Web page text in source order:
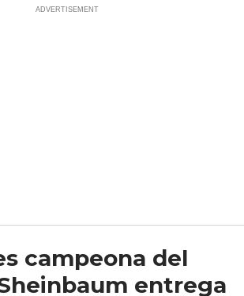
campeona del
entrega